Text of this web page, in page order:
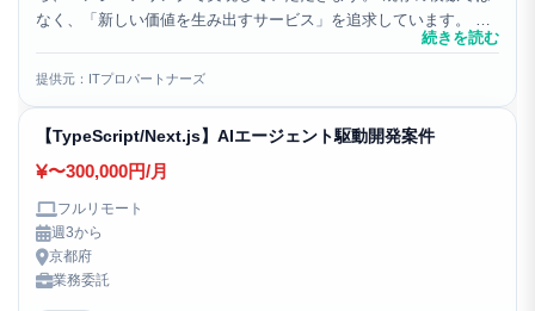
なく、「新しい価値を生み出すサービス」を追求しています。 既
存アプリにおける、フロントエンド・バックエンド開発を幅広
く...
続きを読む
提供元：ITプロパートナーズ
【TypeScript/Next.js】AIエージェント駆動開発案件
〜300,000円/月
フルリモート
週3から
京都府
業務委託